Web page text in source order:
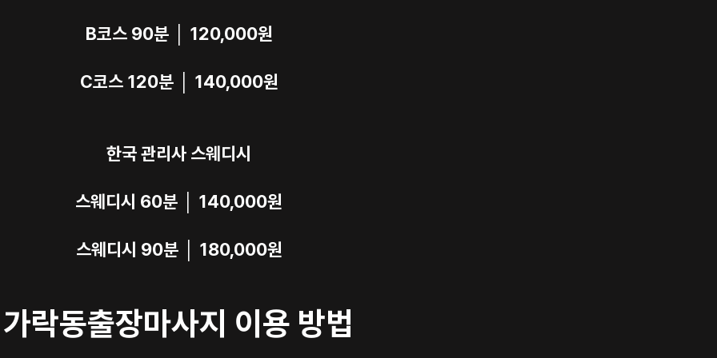
B코스 90분 │ 120,000원
C코스 120분 │ 140,000원
한국 관리사 스웨디시
스웨디시 60분 │ 140,000원
스웨디시 90분 │ 180,000원
가락동출장마사지 이용 방법